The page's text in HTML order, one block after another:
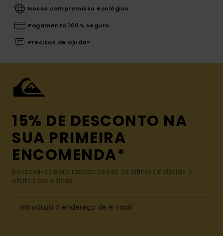
Nosso compromisso ecológico
Pagamento 100% seguro
Precisas de ajuda?
15% DE DESCONTO NA
SUA PRIMEIRA
ENCOMENDA*
Inscreva-se para receber todas as últimas notícias e
ofertas exclusivas.